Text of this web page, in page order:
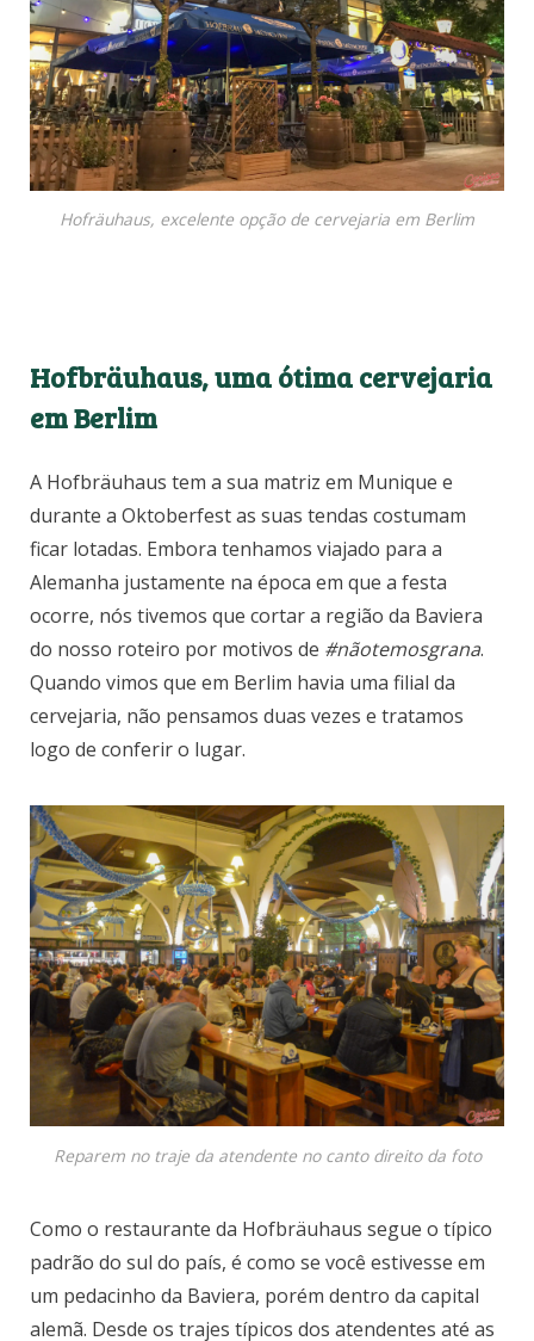
Hofräuhaus, excelente opção de cervejaria em Berlim
Hofbräuhaus, uma ótima cervejaria
em Berlim
A Hofbräuhaus tem a sua matriz em Munique e
durante a Oktoberfest as suas tendas costumam
ficar lotadas. Embora tenhamos viajado para a
Alemanha justamente na época em que a festa
ocorre, nós tivemos que cortar a região da Baviera
do nosso roteiro por motivos de #nãotemosgrana.
Quando vimos que em Berlim havia uma filial da
cervejaria, não pensamos duas vezes e tratamos
logo de conferir o lugar.
Reparem no traje da atendente no canto direito da foto
Como o restaurante da Hofbräuhaus segue o típico
padrão do sul do país, é como se você estivesse em
um pedacinho da Baviera, porém dentro da capital
alemã. Desde os trajes típicos dos atendentes até as